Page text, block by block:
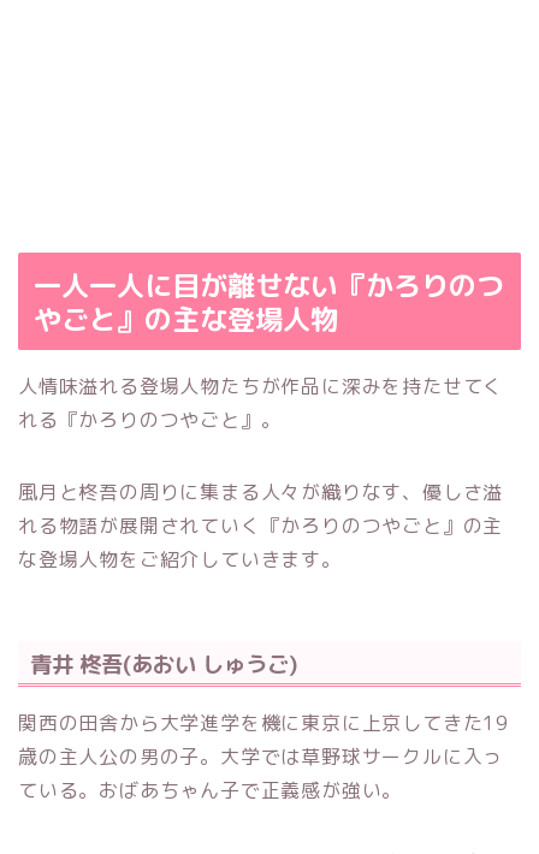
一人一人に目が離せない『かろりのつ
やごと』の主な登場人物
人情味溢れる登場人物たちが作品に深みを持たせてく
れる『かろりのつやごと』。
風月と柊吾の周りに集まる人々が織りなす、優しさ溢
れる物語が展開されていく『かろりのつやごと』の主
な登場人物をご紹介していきます。
青井 柊吾(あおい しゅうご)
関西の田舎から大学進学を機に東京に上京してきた19
歳の主人公の男の子。大学では草野球サークルに入っ
ている。おばあちゃん子で正義感が強い。